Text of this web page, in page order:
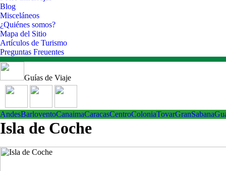
Blog
Misceláneos
¿Quiénes somos?
Mapa del Sitio
Artículos de Turismo
Preguntas Freuentes
Guías de Viaje
AndesBarloventoCanaimaCaracasCentroColoniaTovarGranSabana
Isla de Coche